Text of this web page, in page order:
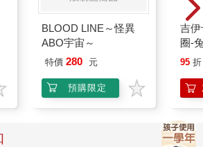
BLOOD LINE～怪異
ABO宇宙～
特價 280 元
預購限定
吉伊卡哇
圈-
95 折